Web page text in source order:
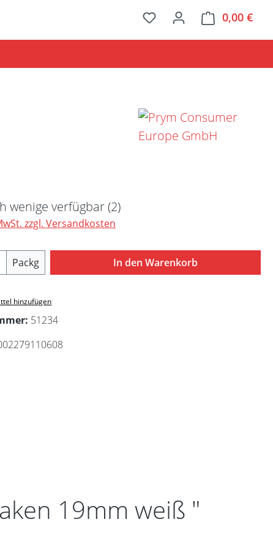
0,00 €
wenige verfügbar (2)
zzgl. Versandkosten
Anzahl: Gib den gewünschten Wert ein
Packg In den Warenkorb
hinzufügen
51234
19mm weiß "